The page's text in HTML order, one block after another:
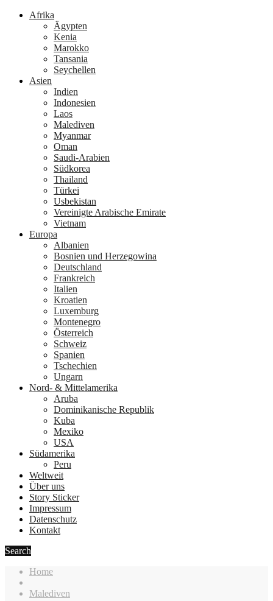
Afrika
Ägypten
Kenia
Marokko
Tansania
Seychellen
Asien
Indien
Indonesien
Laos
Malediven
Myanmar
Oman
Saudi-Arabien
Südkorea
Thailand
Türkei
Usbekistan
Vereinigte Arabische Emirate
Vietnam
Europa
Albanien
Bosnien und Herzegowina
Deutschland
Frankreich
Italien
Kroatien
Luxemburg
Montenegro
Österreich
Schweiz
Spanien
Tschechien
Ungarn
Nord- & Mittelamerika
Aruba
Dominikanische Republik
Kuba
Mexiko
USA
Südamerika
Peru
Weltweit
Über uns
Story Sticker
Impressum
Datenschutz
Kontakt
Search
Home
Malediven